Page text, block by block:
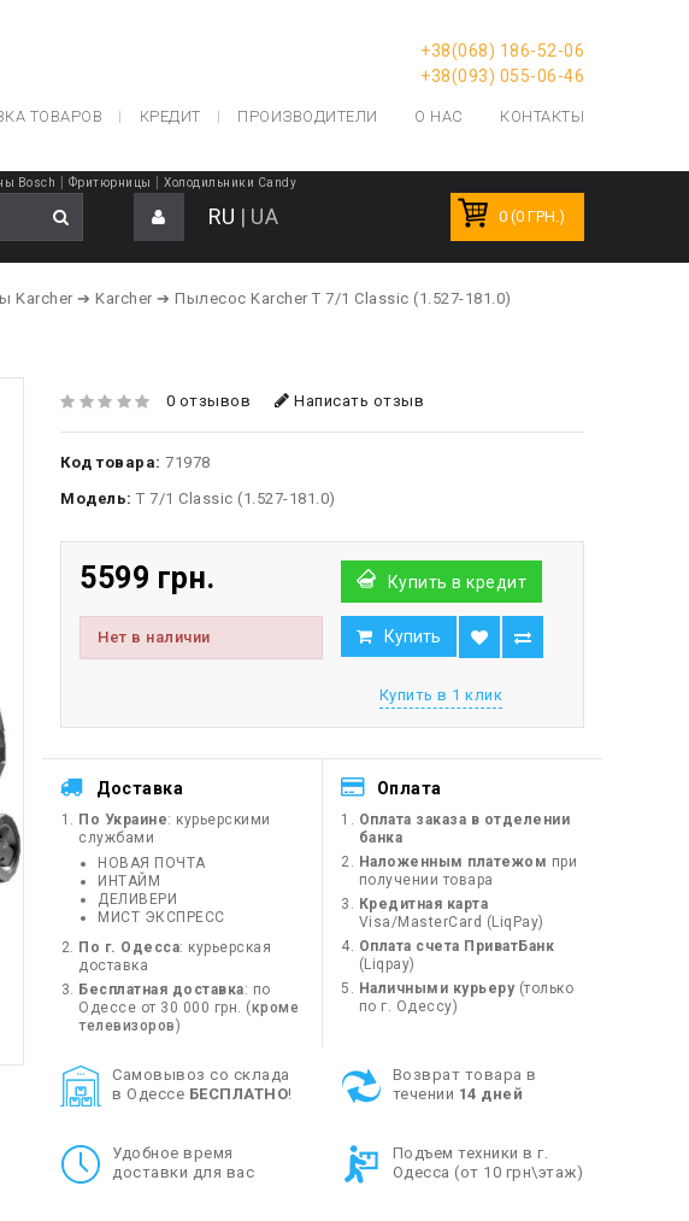
+38(068) 186-52-06
+38(093) 055-06-46
ТОВАРОВ КРЕДИТ ПРОИЗВОДИТЕЛИ О НАС КОНТАКТЫ
Bosch Фритюрницы Холодильники Candy
RU | UA 0 (0 ГРН.)
Karcher ➔ Karcher ➔ Пылесос Karcher T 7/1 Classic (1.527-181.0)
0 отзывов Написать отзыв
Код товара: 71978
Модель: T 7/1 Classic (1.527-181.0)
5599 грн. Купить в кредит
Нет в наличии Купить
Купить в 1 клик
Доставка
По Украине: курьерскими
службами
НОВАЯ ПОЧТА
ИНТАЙМ
ДЕЛИВЕРИ
МИСТ ЭКСПРЕСС
По г. Одесса: курьерская
доставка
Бесплатная доставка: по
Одессе от 30 000 грн. (кроме
телевизоров)
Оплата
Оплата заказа в отделении
банка
Наложенным платежом при
получении товара
Кредитная карта
Visa/MasterCard (LiqPay)
Оплата счета ПриватБанк
(Liqpay)
Наличными курьеру(только
по г. Одессу)
Cамовывоз со склада
в Одессе БЕСПЛАТНО!
Возврат товара в
течении 14 дней
Удобное время
доставки для вас
Подъем техники в г.
Одесса (от 10 грн\этаж)